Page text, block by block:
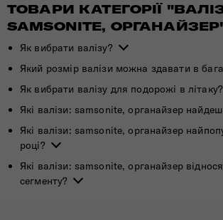
ТОВАРИ КАТЕГОРІЇ
SAMSONITE,
Як вибрати валізу?
Який розмір валізи можна здавати в
Як вибрати валізу для подорожі в літаку?
Які валізи: samsonite, органайзер
Які валізи: samsonite, органайзер
році?
Які валізи: samsonite, органайзер
сегменту?